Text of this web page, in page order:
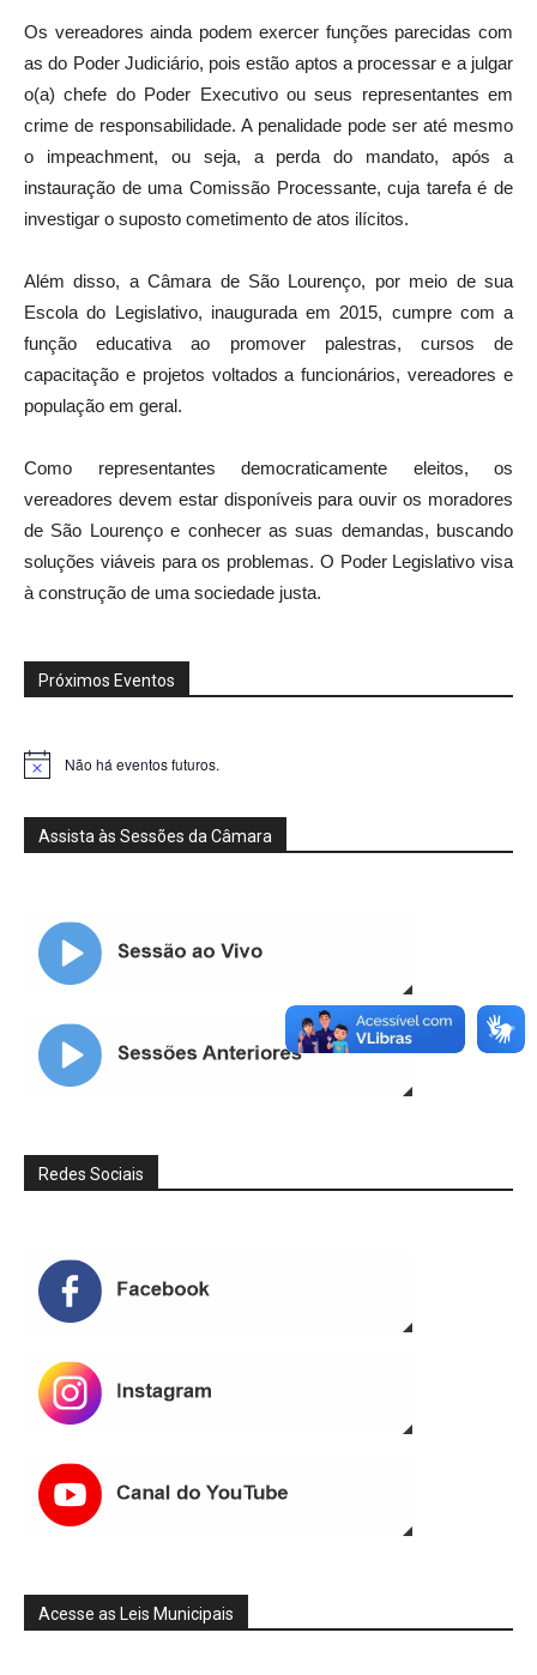
Os vereadores ainda podem exercer funções parecidas com
as do Poder Judiciário, pois estão aptos a processar e a julgar
o(a) chefe do Poder Executivo ou seus representantes em
crime de responsabilidade. A penalidade pode ser até mesmo
o impeachment, ou seja, a perda do mandato, após a
instauração de uma Comissão Processante, cuja tarefa é de
investigar o suposto cometimento de atos ilícitos.
Além disso, a Câmara de São Lourenço, por meio de sua
Escola do Legislativo, inaugurada em 2015, cumpre com a
função educativa ao promover palestras, cursos de
capacitação e projetos voltados a funcionários, vereadores e
população em geral.
Como representantes democraticamente eleitos, os
vereadores devem estar disponíveis para ouvir os moradores
de São Lourenço e conhecer as suas demandas, buscando
soluções viáveis para os problemas. O Poder Legislativo visa
à construção de uma sociedade justa.
Próximos Eventos
Notice Não há eventos futuros.
Assista às Sessões da Câmara
Redes Sociais
Acesse as Leis Municipais